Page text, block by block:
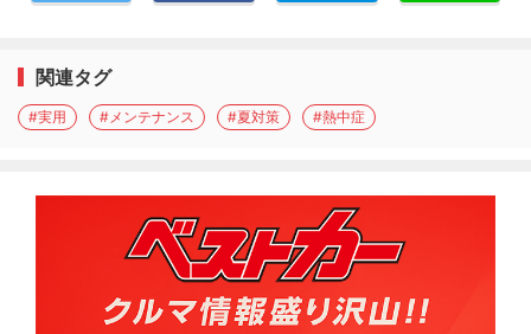
関連タグ
#実用 #メンテナンス #夏対策 #熱中症